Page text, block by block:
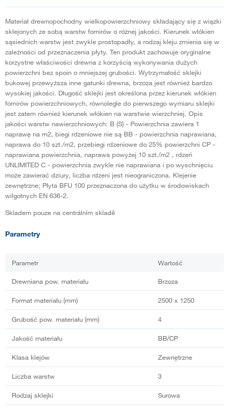
Materiał drewnopochodny wielkopowierzchniowy składający się z wiązki
sklejonych ze sobą warstw fornirów o różnej jakości. Kierunek włókien
sąsiednich warstw jest zwykle prostopadły, a rodzaj kleju zmienia się w
zależności od przeznaczenia płyty. Ten produkt zachowuje oryginalne
korzystne właściwości drewna z korzyścią wykonywania dużych
powierzchni bez spoin o mniejszej grubości. Wytrzymałość sklejki
bukowej przewyższa inne gatunki drewna, brzoza jest również bardzo
wysokiej jakości. Długość sklejki jest określona przez kierunek włókien
fornirów powierzchniowych, równolegle do pierwszego wymiaru sklejki
jest zatem również kierunek włókien na warstwie wierzchniej. Opis
jakości warstw nawierzchniowych: B (S) - Powierzchnia zawiera 1
naprawę na m2, biegi rdzeniowe nie są BB - powierzchnia naprawiana,
naprawa do 10 szt./m2, przebiegi rdzeniowe do 25% powierzchni CP -
naprawiana powierzchnia, naprawa powyżej 10 szt./m2 , rdzeń
UNLIMITED C - powierzchnia zwykle nie naprawiana i po wyschnięciu
może zawierać dziury, liczba rdzeni jest nieograniczona. Klejenie
zewnętrzne; Płyta BFU 100 przeznaczona do użytku w środowiskach
wilgotnych EN 636-2.
Skladem pouze na centrálním skladě
Parametry
Parametr Wartość
Drewniana pow. materiału Brzoza
Format materiału (mm) 2500 x 1250
Grubość pow. materiału (mm) 4
Jakość materiału BB/CP
Klasa klejów Zewnętrzne
Liczba warstw 3
Rodzaj sklejki Surowa